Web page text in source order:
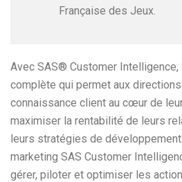
Française des Jeux.
Avec SAS® Customer
complète qui permet aux
connaissance client au cœur de
maximiser la rentabilité de leurs
leurs stratégies de
marketing SAS Customer
gérer, piloter et optimiser les